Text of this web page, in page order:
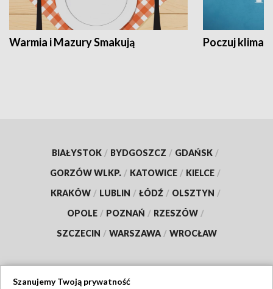
Warmia i Mazury Smakują Poczuj klimat
BIAŁYSTOK / BYDGOSZCZ / GDAŃSK /
GORZÓW WLKP. / KATOWICE / KIELCE /
KRAKÓW / LUBLIN / ŁÓDŹ / OLSZTYN /
OPOLE / POZNAŃ / RZESZÓW /
SZCZECIN / WARSZAWA / WROCŁAW
Szanujemy Twoją prywatność